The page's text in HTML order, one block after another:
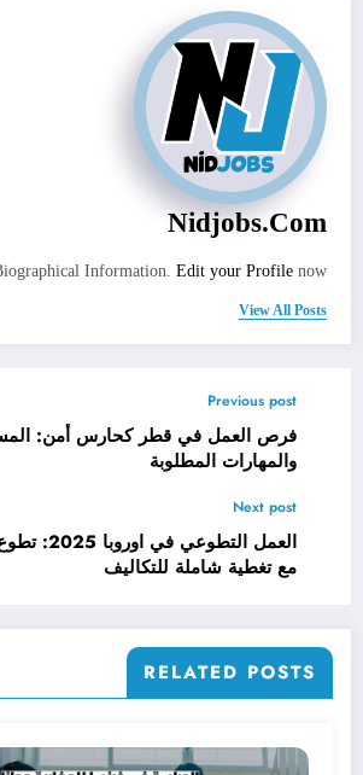
Nidjobs.com
Information. Edit your Profile now.
View All Posts
Previous post
فرص العمل في قطر كحارس أمن:
والمهارات المطلوبة
Next post
العمل التطوعي
مع تغطية شاملة للتكاليف
RELATED POSTS